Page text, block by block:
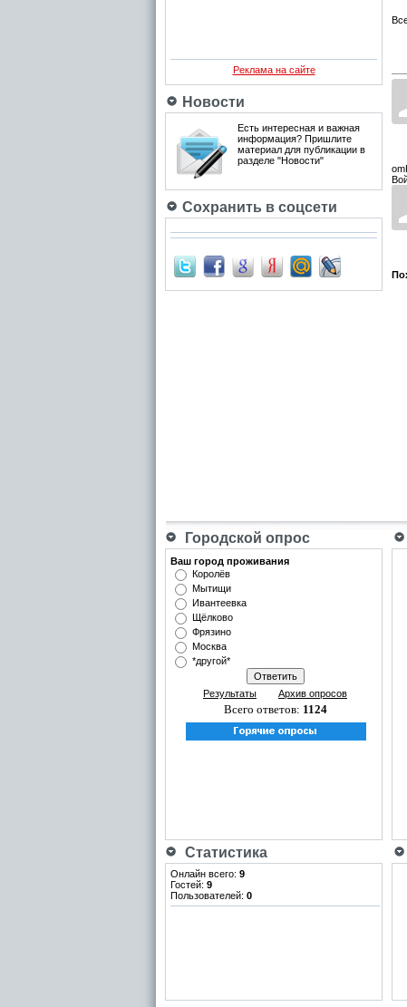
Реклама на сайте
Новости
Есть интересная и важная
информация? Пришлите
материал для публикации в
разделе "Новости"
Сохранить в соцсети
Городской опрос
Ваш город проживания
Королёв
Мытищи
Ивантеевка
Щёлково
Фрязино
Москва
*другой*
Результаты Архив опросов
Всего ответов: 1124
Статистика
Онлайн всего: 9
Гостей: 9
Пользователей: 0